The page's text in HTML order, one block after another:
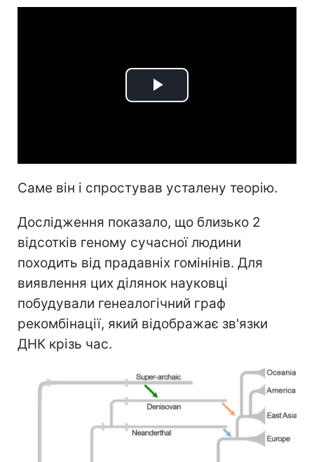
Play
Саме він і спростував усталену теорію.
Дослідження показало, що близько 2
відсотків геному сучасної людини
походить від прадавніх гомінінів. Для
виявлення цих ділянок науковці
побудували генеалогічний граф
рекомбінації, який відображає зв'язки
ДНК крізь час.